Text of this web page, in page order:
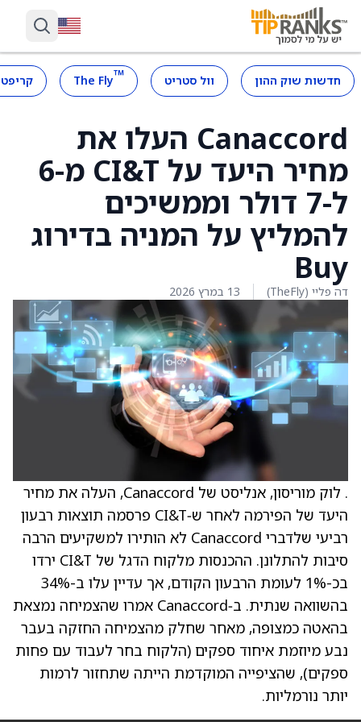
חדשות שוק ההון וול סטריט ™
The Fly
Canaccord העלו את
מחיר היעד על CI&T מ-6
ל-7 דולר וממשיכים
להמליץ על המניה בדירוג
Buy
דה פליי (TheFly) 13 במרץ 2026
. לוק מוריסון, אנליסט של Canaccord, העלה את מחיר
היעד של הפירמה לאחר ש‑CI&T פרסמה תוצאות רבעון
רביעי שלדברי Canaccord לא הותירו למשקיעים הרבה
סיבות להתלונן. ההכנסות מלקוח הדגל של CI&T ירדו
בכ-1% לעומת הרבעון הקודם, אך עדיין עלו ב-34%
בהשוואה שנתית. ב‑Canaccord אמרו שהצמיחה נמצאת
בהאטה כמצופה, מאחר שחלק מהצמיחה החזקה בעבר
נבע מיוזמת איחוד ספקים (הלקוח בחר לעבוד עם פחות
ספקים), שהציפייה המוקדמת הייתה שתחזור לרמות
יותר נורמליות.